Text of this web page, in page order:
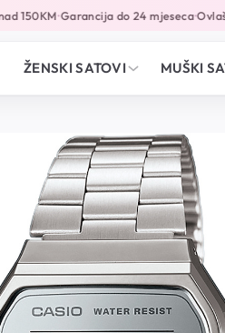
150KM•Garancija do 24 mjeseca•
ŽENSKI SATOVI MUŠKI